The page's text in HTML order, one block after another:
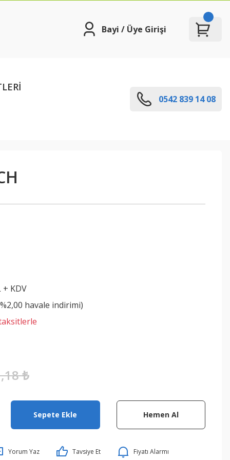
Bayi / Üye Girişi
0542 839 14 08
+ KDV
havale indirimi)
₺
Sepete Ekle Hemen Al
Yorum Yaz Tavsiye Et Fiyatı Alarmı